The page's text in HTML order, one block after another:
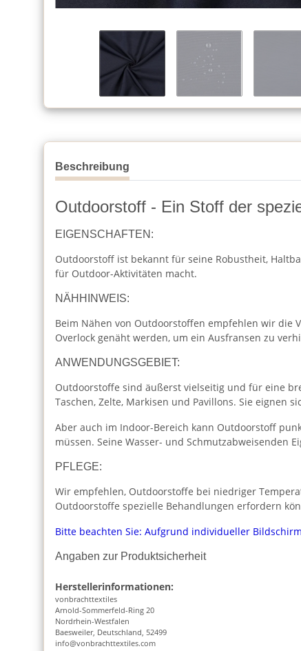
Beschreibung
Outdoorstoff - Ein Stoff der
EIGENSCHAFTEN:
Outdoorstoff ist bekannt für seine Robustheit,
für Outdoor-Aktivitäten macht.
NÄHHINWEIS:
Beim Nähen von Outdoorstoffen empfehlen wir die
Overlock genäht werden, um ein Ausfransen zu
ANWENDUNGSGEBIET:
Outdoorstoffe sind äußerst vielseitig und für eine
Taschen, Zelte, Markisen und Pavillons. Sie eignen
Aber auch im Indoor-Bereich kann Outdoorstoff
müssen. Seine Wasser- und Schmutzabweisenden
PFLEGE:
Wir empfehlen, Outdoorstoffe bei niedriger
Outdoorstoffe spezielle Behandlungen erfordern
Bitte beachten Sie: Aufgrund individueller
Angaben zur Produktsicherheit
Herstellerinformationen:
vonbrachttextiles
Arnold-Sommerfeld-Ring 20
Nordrhein-Westfalen
Baesweiler, Deutschland, 52499
info@vonbrachttextiles.com